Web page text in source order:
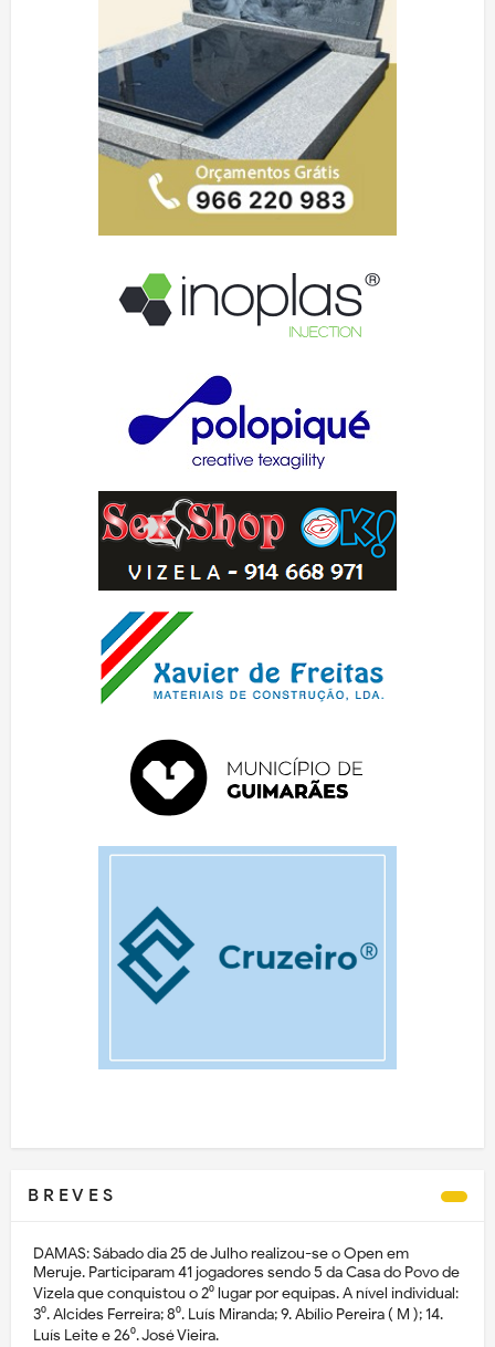
B R E V E S
DAMAS: Sábado dia 25 de Julho realizou-se o Open em
Meruje. Participaram 41 jogadores sendo 5 da Casa do Povo de
Vizela que conquistou o 2⁰ lugar por equipas. A nível individual:
3⁰. Alcides Ferreira; 8⁰. Luís Miranda; 9. Abílio Pereira ( M ); 14.
Luís Leite e 26⁰. José Vieira.